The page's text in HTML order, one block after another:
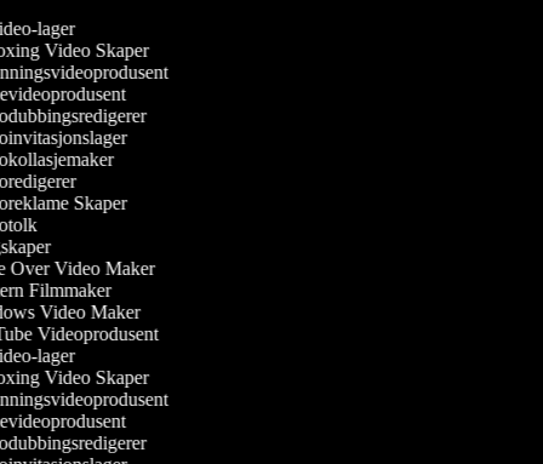
lager
Video Skaper
Skaper
Over Video Maker
Filmmaker
Video Maker
Videoprodusent
lager
Video Skaper